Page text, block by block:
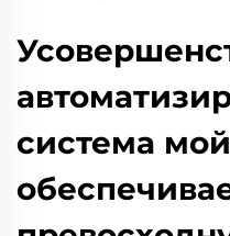
система